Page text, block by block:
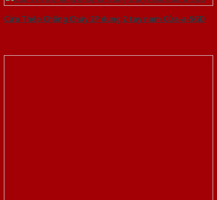
Cửa Thép Chống Cháy 2P dung 2 tay nam Cửa-a-SGD